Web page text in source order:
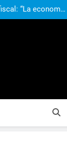
«gravísimos»
“La economía
a generar déficit”
atrás” con la
«gravísimos»
“La economía
a generar déficit”
atrás” con la
los gobernadores
“Hubiera